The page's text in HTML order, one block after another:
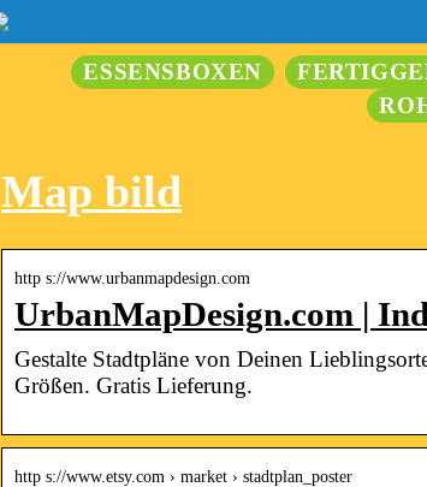
ESSENSBOXEN
Map bild
http s://www.urbanmapdesign.com
UrbanMapDesign.com |
Gestalte Stadtpläne von Deinen
Größen. Gratis Lieferung.
http s://www.etsy.com › market › stadtplan_poster